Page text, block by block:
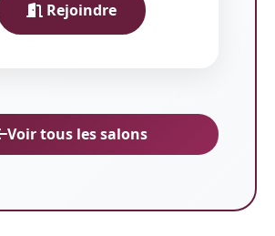
Rejoindre
Voir tous les salons